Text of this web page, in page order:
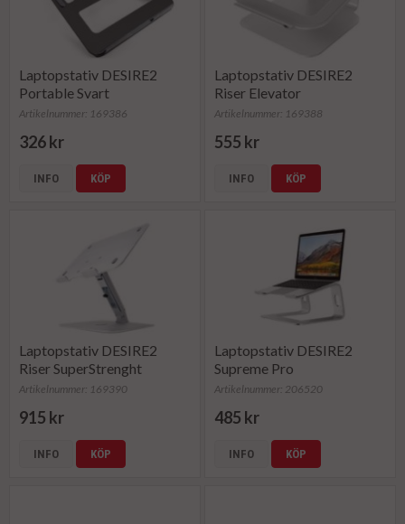
Laptopstativ DESIRE2
Portable Svart
Artikelnummer: 169386
326 kr
INFO KÖP
Laptopstativ DESIRE2
Riser Elevator
Artikelnummer: 169388
555 kr
INFO KÖP
Laptopstativ DESIRE2
Riser SuperStrenght
Artikelnummer: 169390
915 kr
INFO KÖP
Laptopstativ DESIRE2
Supreme Pro
Artikelnummer: 206520
485 kr
INFO KÖP